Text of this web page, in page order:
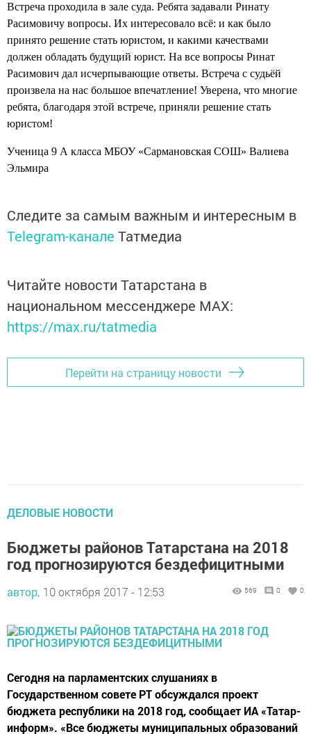
Встреча проходила в зале суда. Ребята задавали Ринату
Расимовичу вопросы. Их интересовало всё: и как было
принято решение стать юристом, и какими качествами
должен обладать будущий юрист. На все вопросы Ринат
Расимович дал исчерпывающие ответы. Встреча с судьёй
произвела на нас большое впечатление! Уверена, что многие
ребята, благодаря этой встрече, приняли решение стать
юристом!
Ученица 9 А класса МБОУ «Сармановская СОШ» Валиева
Эльмира
Следите за самым важным и интересным в
Telegram-канале Татмедиа
Читайте новости Татарстана в
национальном мессенджере MАХ:
https://max.ru/tatmedia
Перейти на страницу новости
ДЕЛОВЫЕ НОВОСТИ
Бюджеты районов Татарстана на 2018
год прогнозируются бездефицитными
автор, 10 октября 2017 - 12:53 569 0 0
Сегодня на парламентских слушаниях в
Государственном совете РТ обсуждался проект
бюджета республики на 2018 год, сообщает ИА «Татар-
информ». «Все бюджеты муниципальных образований